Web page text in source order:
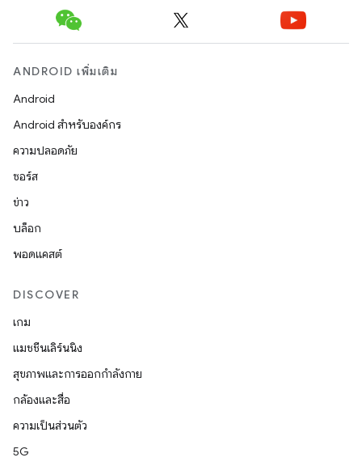
ANDROID เพิ่มเติม
Android
Android สำหรับองค์กร
ความปลอดภัย
ซอร์ส
ข่าว
บล็อก
พอดแคสต์
DISCOVER
เกม
แมชชีนเลิร์นนิง
สุขภาพและการออกกำลังกาย
กล้องและสื่อ
ความเป็นส่วนตัว
5G